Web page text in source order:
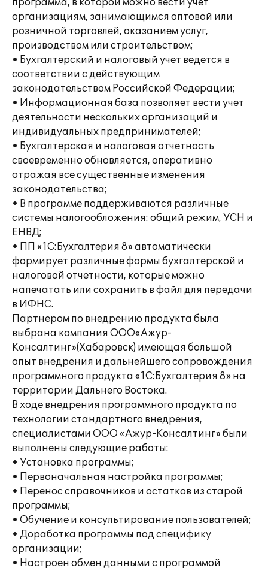
программа, в которой можно вести учет
организациям, занимающимся оптовой или
розничной торговлей, оказанием услуг,
производством или строительством;
• Бухгалтерский и налоговый учет ведется в
соответствии с действующим
законодательством Российской Федерации;
• Информационная база позволяет вести учет
деятельности нескольких организаций и
индивидуальных предпринимателей;
• Бухгалтерская и налоговая отчетность
своевременно обновляется, оперативно
отражая все существенные изменения
законодательства;
• В программе поддерживаются различные
системы налогообложения: общий режим, УСН и
ЕНВД;
• ПП «1С:Бухгалтерия 8» автоматически
формирует различные формы бухгалтерской и
налоговой отчетности, которые можно
напечатать или сохранить в файл для передачи
в ИФНС.
Партнером по внедрению продукта была
выбрана компания ООО«Ажур-
Консалтинг»(Хабаровск) имеющая большой
опыт внедрения и дальнейшего сопровождения
программного продукта «1С:Бухгалтерия 8» на
территории Дальнего Востока.
В ходе внедрения программного продукта по
технологии стандартного внедрения,
специалистами ООО «Ажур-Консалтинг» были
выполнены следующие работы:
• Установка программы;
• Первоначальная настройка программы;
• Перенос справочников и остатков из старой
программы;
• Обучение и консультирование пользователей;
• Доработка программы под специфику
организации;
• Настроен обмен данными с программой